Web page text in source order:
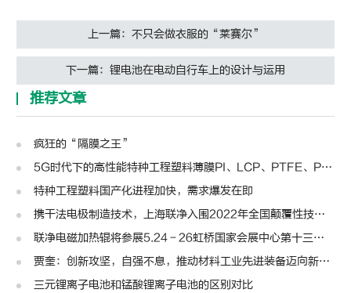
上一篇：不只会做衣服的“莱赛尔”
下一篇：锂电池在电动自行车上的设计与运用
推荐文章
疯狂的“隔膜之王”
5G时代下的高性能特种工程塑料薄膜PI、LCP、PTFE、PPS、PEEK、PEN
特种工程塑料国产化进程加快，需求爆发在即
携干法电极制造技术，上海联净入围2022年全国颠覆性技术创新大赛
联净电磁加热辊将参展5.24－26虹桥国家会展中心第十三届模切展
贾奎：创新攻坚，自强不息，推动材料工业先进装备迈向新高度 | 高转先锋人物
三元锂离子电池和锰酸锂离子电池的区别对比